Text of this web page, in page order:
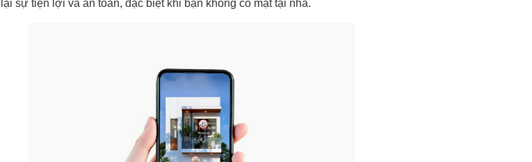
lại sự tiện lợi và an toàn, đặc biệt khi bạn không có mặt tại nhà.